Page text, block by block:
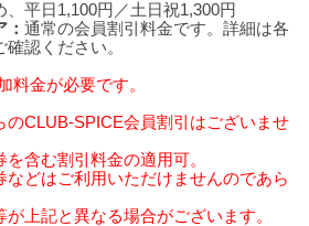
、平日1,100円／土日祝1,300円
通常の会員割引料金です。詳細は各
認ください。
料金が必要です。
CLUB-SPICE会員割引はございませ
含む割引料金の適用可。
どはご利用いただけませんのであら
上記と異なる場合がございます。